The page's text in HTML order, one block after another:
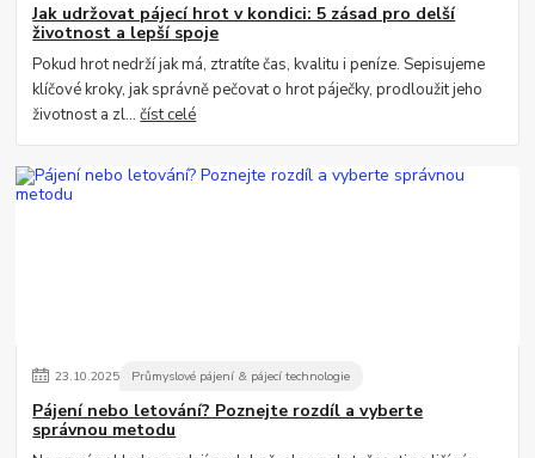
Jak udržovat pájecí hrot v kondici: 5 zásad pro delší
životnost a lepší spoje
Pokud hrot nedrží jak má, ztratíte čas, kvalitu i peníze. Sepisujeme
klíčové kroky, jak správně pečovat o hrot páječky, prodloužit jeho
životnost a zl...číst celé
23.10.2025 Průmyslové pájení & pájecí technologie
Pájení nebo letování? Poznejte rozdíl a vyberte
správnou metodu